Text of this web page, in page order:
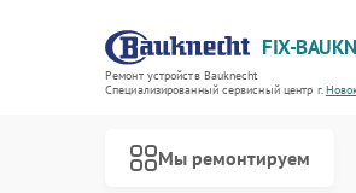
FIX-
Ремонт устройств Bauknecht
Специализированный cервисный центр г.
Мы ремонтируем